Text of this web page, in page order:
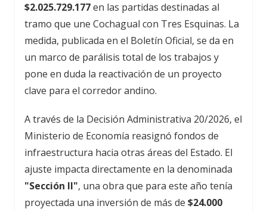
$2.025.729.177en las partidas destinadas al
tramo que une Cochagual con Tres Esquinas. La
medida, publicada en el Boletín Oficial, se da en
un marco de parálisis total de los trabajos y
pone en duda la reactivación de un proyecto
clave para el corredor andino.
A través de la Decisión Administrativa 20/2026, el
Ministerio de Economía reasignó fondos de
infraestructura hacia otras áreas del Estado. El
ajuste impacta directamente en la denominada
"Sección II", una obra que para este año tenía
proyectada una inversión de más de $24.000